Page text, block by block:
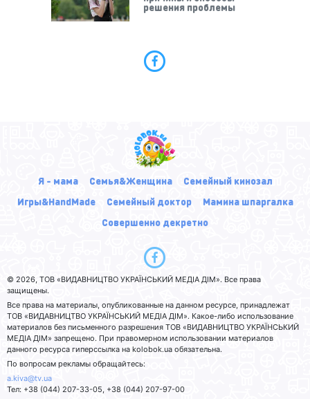
решения проблемы
Я - мама Семья&Женщина
Семейный кинозал
Игры&HandMade
Семейный доктор
Мамина шпаргалка
Совершенно декретно
© 2026, ТОВ «ВИДАВНИЦТВО УКРАЇНСЬКИЙ МЕДІА ДІМ». Все права
защищены.
Все права на материалы, опубликованные на данном ресурсе, принадлежат
ТОВ «ВИДАВНИЦТВО УКРАЇНСЬКИЙ МЕДІА ДІМ». Какое-либо использование
материалов без письменного разрешения ТОВ «ВИДАВНИЦТВО УКРАЇНСЬКИЙ
МЕДІА ДІМ» запрещено. При правомерном использовании материалов
данного ресурса гиперссылка на kolobok.ua обязательна.
По вопросам рекламы обращайтесь:
a.kiva@tv.ua
Тел: +38 (044) 207-33-05, +38 (044) 207-97-00